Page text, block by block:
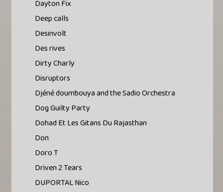
Dayton Fix
Deep calls
Desinvolt
Des rives
Dirty Charly
Disruptors
Djéné doumbouya and the Sadio Orchestra
Dog Guilty Party
Dohad Et Les Gitans Du Rajasthan
Don
Doro T
Driven 2 Tears
DUPORTAL Nico